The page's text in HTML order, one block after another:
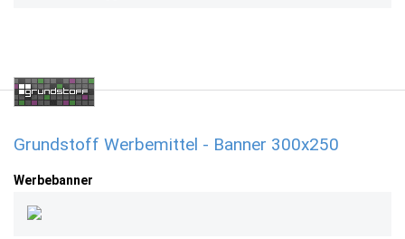
Grundstoff Werbemittel - Banner 300x250
Werbebanner